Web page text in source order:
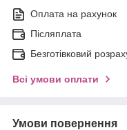
Оплата на рахунок
Післяплата
Безготівковий
Всі умови оплати
Умови повернення